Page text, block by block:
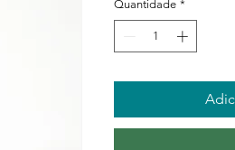
Quantidade *